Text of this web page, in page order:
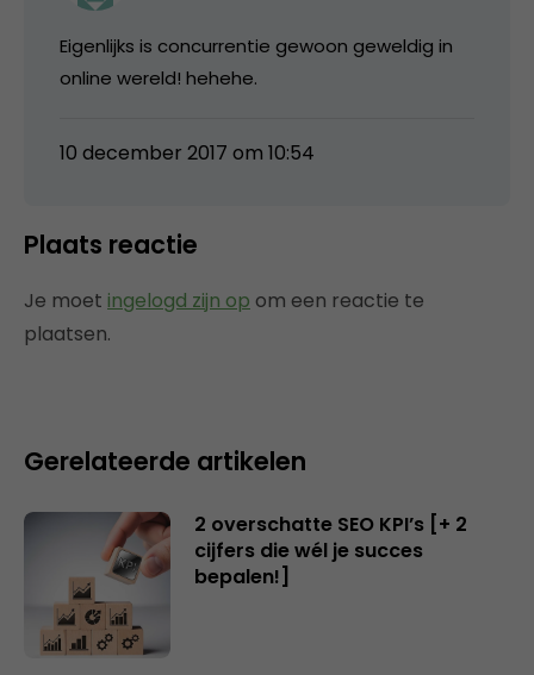
Eigenlijks is concurrentie gewoon geweldig in
online wereld! hehehe.
10 december 2017 om 10:54
Plaats reactie
Je moet ingelogd zijn op om een reactie te
plaatsen.
Gerelateerde artikelen
2 overschatte SEO KPI’s [+ 2
cijfers die wél je succes
bepalen!]